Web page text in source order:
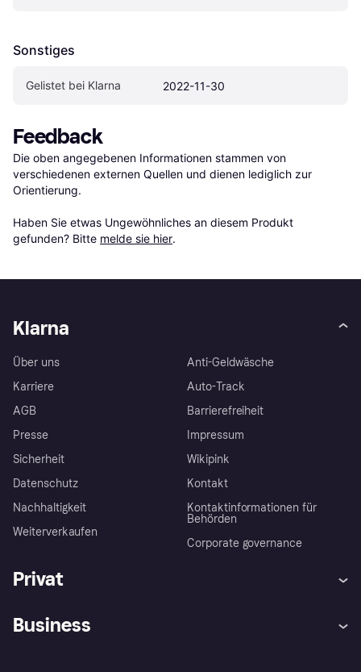
Sonstiges
Gelistet bei Klarna 2022-11-30
Feedback
Die oben angegebenen Informationen stammen von
verschiedenen externen Quellen und dienen lediglich zur
Orientierung.
Haben Sie etwas Ungewöhnliches an diesem Produkt
gefunden? Bitte melde sie hier.
Klarna
Über uns
Karriere
AGB
Presse
Sicherheit
Datenschutz
Nachhaltigkeit
Weiterverkaufen
Anti-Geldwäsche
Auto-Track
Barrierefreiheit
Impressum
Wikipink
Kontakt
Kontaktinformationen für
Behörden
Corporate governance
Privat
Business